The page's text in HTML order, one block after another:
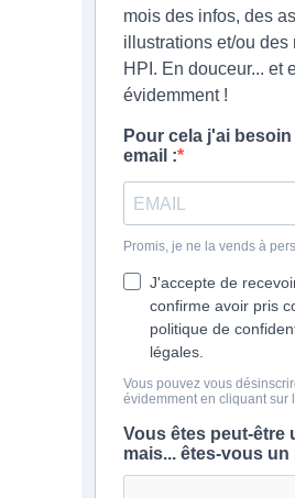
mois des infos, des
illustrations et/ou des
HPI. En douceur... et
évidemment !
Pour cela j'ai
email :
Promis, je ne la vends à
J'accepte de
confirme avoir pris
politique de
légales.
Vous pouvez vous
évidemment en cliquant sur
Vous êtes peut-être
mais... êtes-vous un